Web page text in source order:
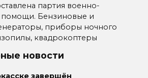
партия военно-
помощи. Бензиновые и
приборы ночного
квадрокоптеры
новости